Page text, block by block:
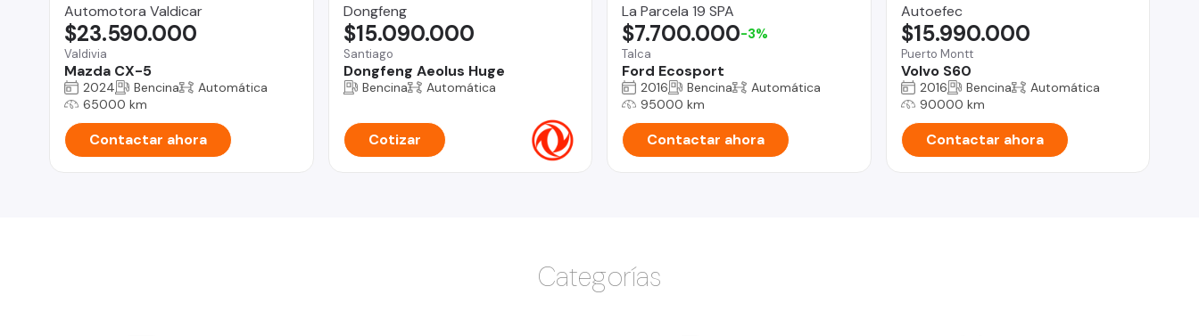
Automotora Valdicar
Valdivia
Mazda CX-5
$23.590.000
2024 Bencina
Automática
65000 km
Contactar ahora
Dongfeng
Santiago
Dongfeng Aeolus Huge
$15.090.000
Bencina Automática
Cotizar
La Parcela 19 SPA
Talca
Ford Ecosport
$7.700.000-3%
2016 Bencina
Automática
95000 km
Contactar ahora
Autoefec
Puerto Montt
Volvo S60
$15.990.000
2016 Bencina
Automática
90000 km
Contactar ahora
Categorías